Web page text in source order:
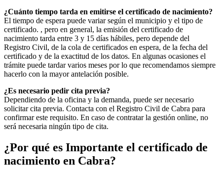
¿Cuánto tiempo tarda en emitirse el certificado de nacimiento?
El tiempo de espera puede variar según el municipio y el tipo de
certificado. , pero en general, la emisión del certificado de
nacimiento tarda entre 3 y 15 días hábiles, pero depende del
Registro Civil, de la cola de certificados en espera, de la fecha del
certificado y de la exactitud de los datos. En algunas ocasiones el
trámite puede tardar varios meses por lo que recomendamos siempre
hacerlo con la mayor antelación posible.
¿Es necesario pedir cita previa?
Dependiendo de la oficina y la demanda, puede ser necesario
solicitar cita previa. Contacta con el Registro Civil de Cabra para
confirmar este requisito. En caso de contratar la gestión online, no
será necesaria ningún tipo de cita.
¿Por qué es Importante el certificado de
nacimiento en Cabra?